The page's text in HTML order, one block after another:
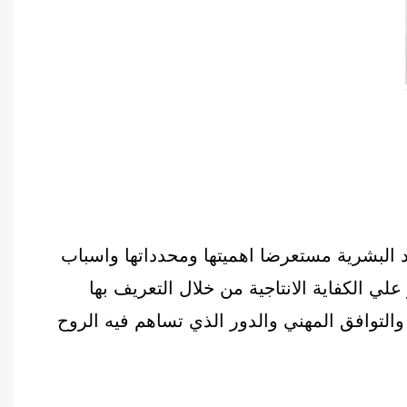
مستعرضا اهميتها ومحدداتها واسباب
الكفاية الانتاجية من خلال التعريف بها
المهني والدور الذي تساهم فيه الروح